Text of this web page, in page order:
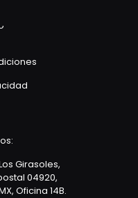
Girasoles,
04920,
Oficina 14B.